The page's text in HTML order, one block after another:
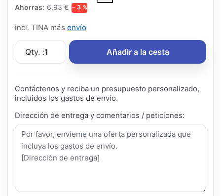
Ahorras: 6,93 € − 3 %
incl. TINA más envío
Qty. :1 Añadir a la cesta
Contáctenos y reciba un presupuesto personalizado,
incluidos los gastos de envío.
Dirección de entrega y comentarios / peticiones: